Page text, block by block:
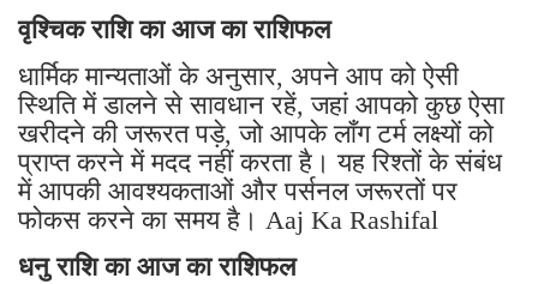
वृश्चिक राशि का आज का राशिफल
धार्मिक मान्यताओं के अनुसार, अपने आप को ऐसी
स्थिति में डालने से सावधान रहें, जहां आपको कुछ ऐसा
खरीदने की जरूरत पड़े, जो आपके लॉंग टर्म लक्ष्यों को
प्राप्त करने में मदद नहीं करता है। यह रिश्तों के संबंध
में आपकी आवश्यकताओं और पर्सनल जरूरतों पर
फोकस करने का समय है। Aaj Ka Rashifal
धनु राशि का आज का राशिफल